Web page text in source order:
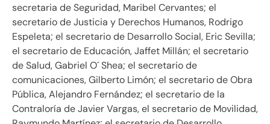
secretaria de Seguridad, Maribel Cervantes; el
secretario de Justicia y Derechos Humanos, Rodrigo
Espeleta; el secretario de Desarrollo Social, Eric Sevilla;
el secretario de Educación, Jaffet Millán; el secretario
de Salud, Gabriel O´ Shea; el secretario de
comunicaciones, Gilberto Limón; el secretario de Obra
Pública, Alejandro Fernández; el secretario de la
Contraloría de Javier Vargas, el secretario de Movilidad,